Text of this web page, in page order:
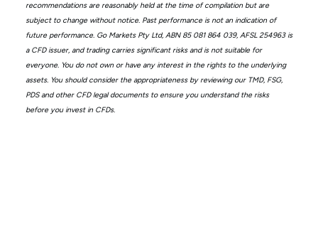
recommendations are reasonably held at the time of compilation but are
subject to change without notice. Past performance is not an indication of
future performance. Go Markets Pty Ltd, ABN 85 081 864 039, AFSL 254963 is
a CFD issuer, and trading carries significant risks and is not suitable for
everyone. You do not own or have any interest in the rights to the underlying
assets. You should consider the appropriateness by reviewing our TMD, FSG,
PDS and other CFD legal documents to ensure you understand the risks
before you invest in CFDs.